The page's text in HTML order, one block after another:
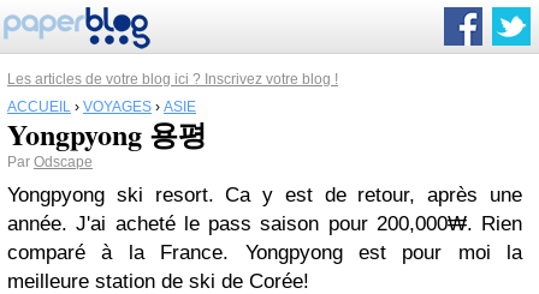
Les articles de votre blog ici ? Inscrivez votre blog !
ACCUEIL › VOYAGES › ASIE
Yongpyong 용평
Par Odscape
Yongpyong ski resort. Ca y est de retour, après une
année. J'ai acheté le pass saison pour 200,000₩. Rien
comparé à la France. Yongpyong est pour moi la
meilleure station de ski de Corée!